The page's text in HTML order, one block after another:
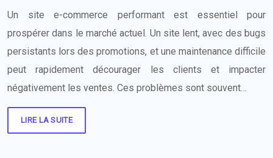
Un site e-commerce performant est essentiel pour
prospérer dans le marché actuel. Un site lent, avec des bugs
persistants lors des promotions, et une maintenance difficile
peut rapidement décourager les clients et impacter
négativement les ventes. Ces problèmes sont souvent…
LIRE LA SUITE